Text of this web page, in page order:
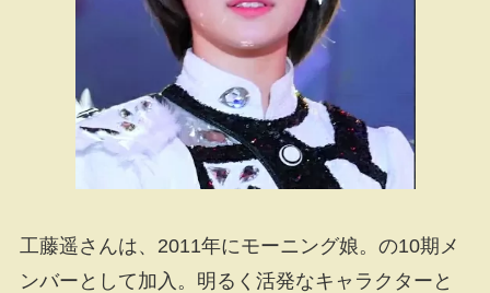
工藤遥さんは、2011年にモーニング娘。の10期メ
ンバーとして加入。明るく活発なキャラクターと